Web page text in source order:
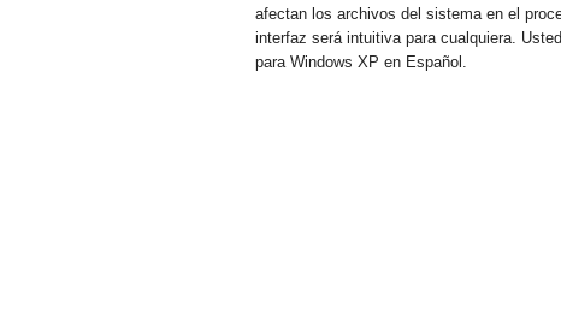
afectan los archivos del sistema en el
interfaz será intuitiva para cualquiera.
para Windows XP en Español.